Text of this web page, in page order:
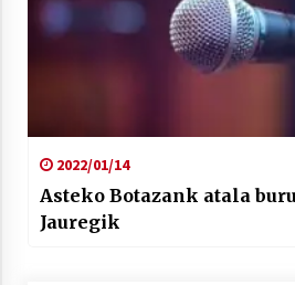
2022/01/14
Asteko Botazank atala
Jauregik